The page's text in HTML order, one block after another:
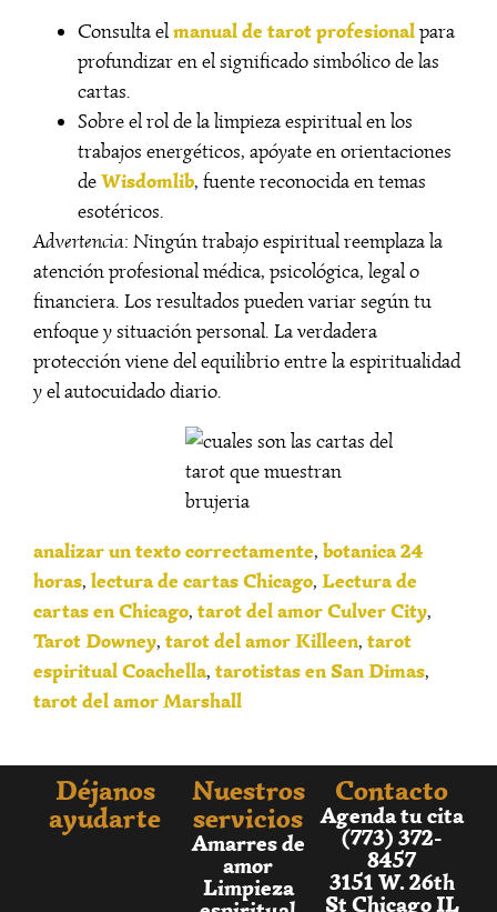
Consulta elmanual de tarot profesionalpara
profundizar en el significado simbólico de las
cartas.
Sobre el rol de la limpieza espiritual en los
trabajos energéticos, apóyate en orientaciones
deWisdomlib, fuente reconocida en temas
esotéricos.
Advertencia: Ningún trabajo espiritual reemplaza la
atención profesional médica, psicológica, legal o
financiera. Los resultados pueden variar según tu
enfoque y situación personal. La verdadera
protección viene del equilibrio entre la espiritualidad
y el autocuidado diario.
analizar un texto correctamente, botanica 24
horas, lectura de cartas Chicago, Lectura de
cartas en Chicago, tarot del amor Culver City,
Tarot Downey, tarot del amor Killeen, tarot
espiritual Coachella, tarotistas en San Dimas,
tarot del amor Marshall
Déjanos
ayudarte
Nuestros
servicios
Amarres de
amor
Limpieza
Contacto
Agenda tu cita
(773) 372-
8457
3151 W. 26th
St Chicago IL